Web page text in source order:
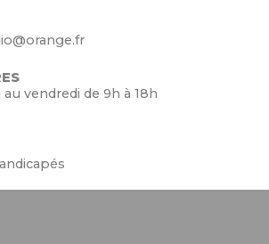
vendredi de 9h à 18h